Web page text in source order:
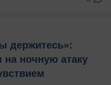
держитесь»:
на ночную атаку